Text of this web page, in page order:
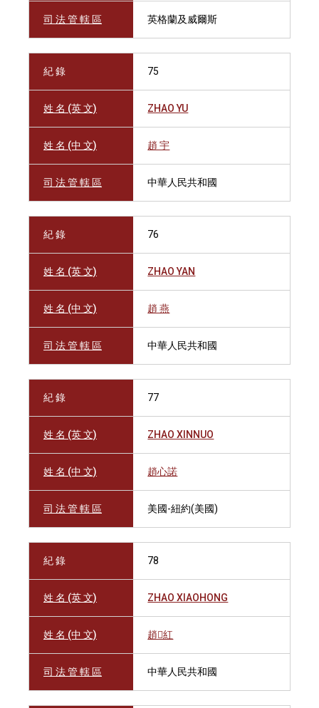
司 法 管 轄 區 英格蘭及威爾斯
紀 錄 75
姓 名 (英 文) ZHAO YU
姓 名 (中 文) 趙 宇
司 法 管 轄 區 中華人民共和國
紀 錄 76
姓 名 (英 文) ZHAO YAN
姓 名 (中 文) 趙 燕
司 法 管 轄 區 中華人民共和國
紀 錄 77
姓 名 (英 文) ZHAO XINNUO
姓 名 (中 文) 趙心諾
司 法 管 轄 區 美國-紐約(美國)
紀 錄 78
姓 名 (英 文) ZHAO XIAOHONG
姓 名 (中 文) 趙紅
司 法 管 轄 區 中華人民共和國